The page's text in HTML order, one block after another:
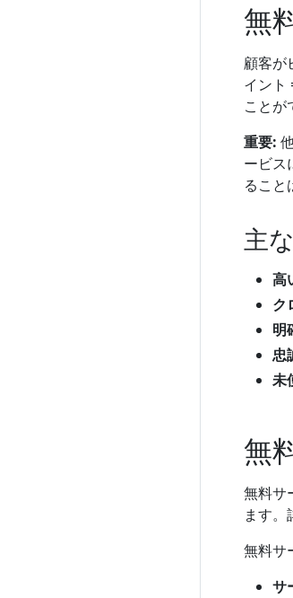
無
顧客が
イント
ことが
重要:
ービス
ること
主
高
ク
明
忠
未
無
無料サ
ます。
無料サ
サ